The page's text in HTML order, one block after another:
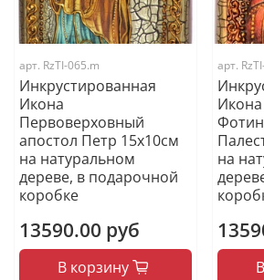
арт. RzTI-065.m
Инкрустированная
Икона
Первоверховный
апостол Петр 15х10см
на натуральном
дереве, в подарочной
коробке
13590.00 руб
В корзину
арт.
на